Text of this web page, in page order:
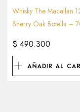
Whisky The Macallan
Sherry Oak Botella –
$ 490.300
AÑADIR AL